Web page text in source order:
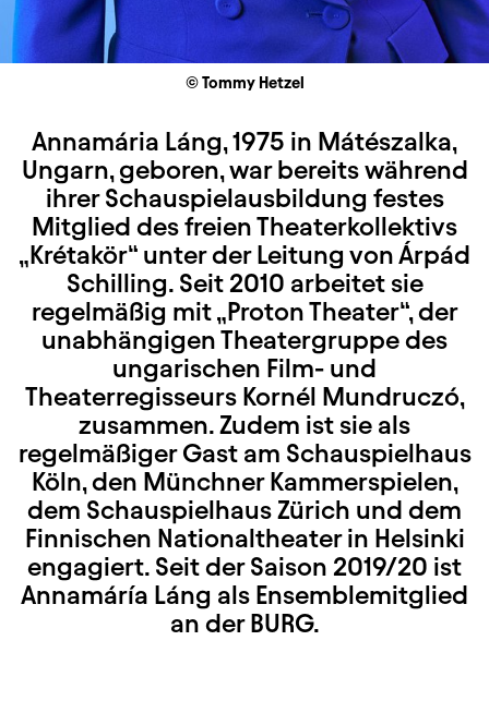
© Tommy Hetzel
Annamária Láng, 1975 in Mátészalka,
Ungarn, geboren, war bereits während
ihrer Schauspielausbildung festes
Mitglied des freien Theaterkollektivs
„Krétakör“ unter der Leitung von Árpád
Schilling. Seit 2010 arbeitet sie
regelmäßig mit „Proton Theater“, der
unabhängigen Theatergruppe des
ungarischen Film- und
Theaterregisseurs Kornél Mundruczó,
zusammen. Zudem ist sie als
regelmäßiger Gast am Schauspielhaus
Köln, den Münchner Kammerspielen,
dem Schauspielhaus Zürich und dem
Finnischen Nationaltheater in Helsinki
engagiert. Seit der Saison 2019/20 ist
Annamáría Láng als Ensemblemitglied
an der BURG.